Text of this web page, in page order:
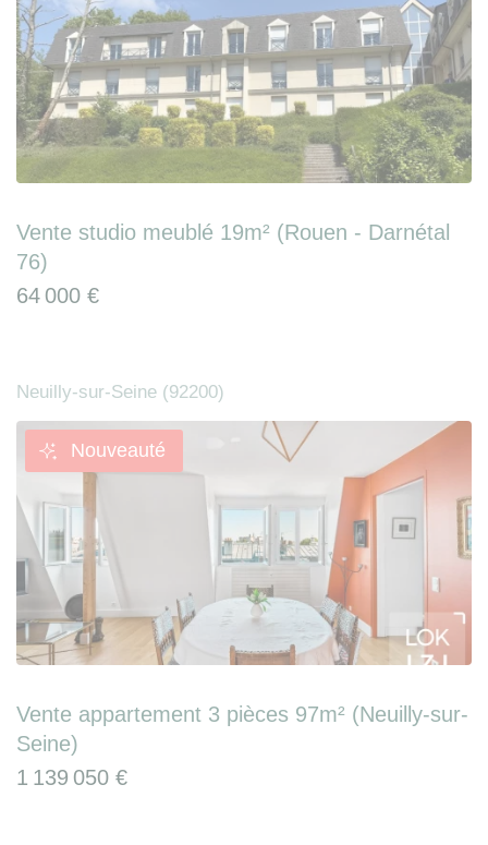
Vente studio meublé 19m² (Rouen - Darnétal
76)
64 000 €
Neuilly-sur-Seine (92200)
Nouveauté
Vente appartement 3 pièces 97m² (Neuilly-sur-
Seine)
1 139 050 €